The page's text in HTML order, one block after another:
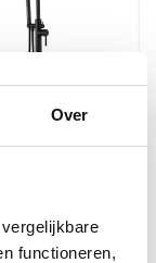
Over
functioneren,
en Draaibare
Zwart
1 week geleverd